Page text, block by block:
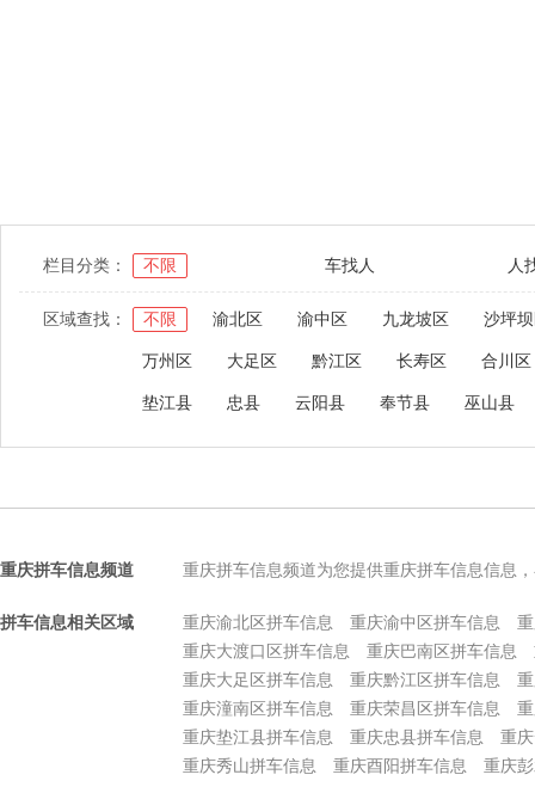
栏目分类： 不限 车找人 人
区域查找： 不限 渝北区 渝中区 九龙坡区 沙坪
万州区 大足区 黔江区 长寿区 合川区
垫江县 忠县 云阳县 奉节县 巫山县
重庆拼车信息频道 重庆拼车信息频道为您提供重庆拼车信息信息
拼车信息相关区域 重庆渝北区拼车信息 重庆渝中区拼车信息
重庆大渡口区拼车信息
重庆巴南区拼车信息
重庆大足区拼车信息
重庆黔江区拼车信息
重庆潼南区拼车信息
重庆荣昌区拼车信息
重庆垫江县拼车信息
重庆忠县拼车信息
重
重庆秀山拼车信息
重庆酉阳拼车信息 重庆